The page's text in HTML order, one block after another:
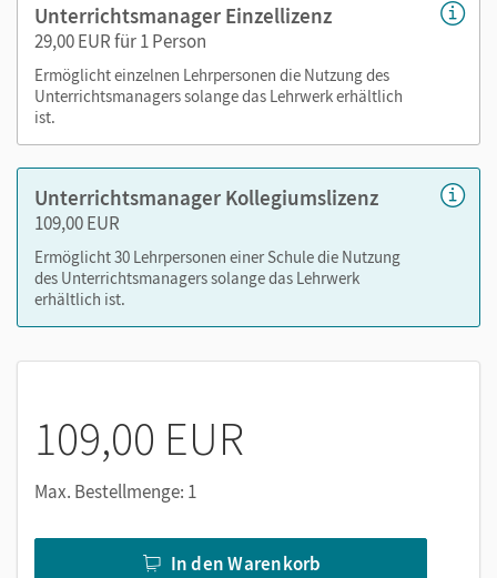
Selbsteinschätzungsbögen als PDF
Kopiervorlagen
tägliche Übungen
Nutzen Sie den Unterrichtsmanager auf lernen.cornelsen.de
oder über die Cornelsen Lernen App.
Unterrichtsmanager Einzellizenz
29,00 EUR für 1 Person
Ermöglicht einzelnen Lehrpersonen die Nutzung des
Unterrichtsmanagers solange das Lehrwerk erhältlich
ist.
Unterrichtsmanager Kollegiumslizenz
109,00 EUR
Ermöglicht 30 Lehrpersonen einer Schule die Nutzung
des Unterrichtsmanagers solange das Lehrwerk
erhältlich ist.
109,00 EUR
Max. Bestellmenge: 1
In den Warenkorb